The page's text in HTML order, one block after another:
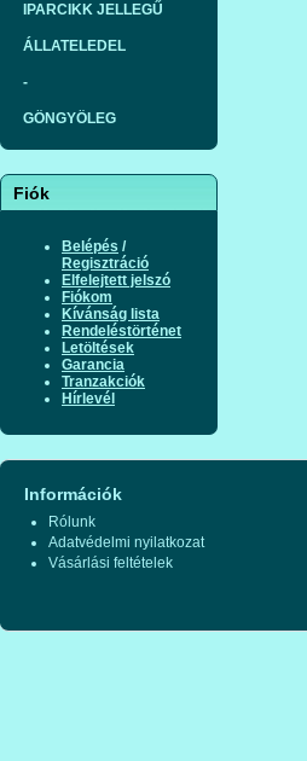
IPARCIKK JELLEGŰ
ÁLLATELEDEL
-
GÖNGYÖLEG
Fiók
Belépés /
Regisztráció
Elfelejtett jelszó
Fiókom
Kívánság lista
Rendeléstörténet
Letöltések
Garancia
Tranzakciók
Hírlevél
Információk
Rólunk
Adatvédelmi nyilatkozat
Vásárlási feltételek